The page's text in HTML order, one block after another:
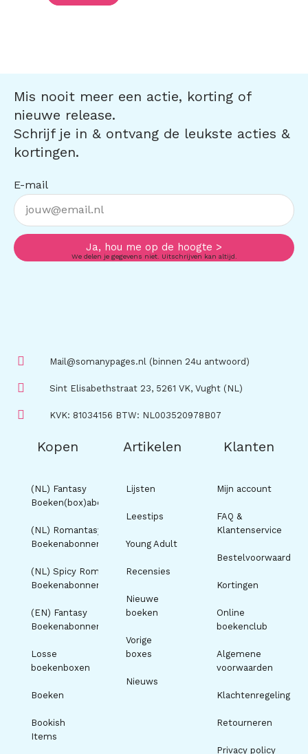
Mis nooit meer een actie, korting of
nieuwe release.
Schrijf je in & ontvang de leukste acties &
kortingen.
E-mail
Ja, hou me op de hoogte >
We delen je gegevens niet. Uitschrijven kan altijd.
Mail@somanypages.nl (binnen 24u antwoord)
Sint Elisabethstraat 23, 5261 VK, Vught (NL)
KVK: 81034156 BTW: NL003520978B07
Kopen
(NL) Fantasy
Boeken(box)abonnement
(NL) Romantasy
Boekenabonnement
(NL) Spicy Romance
Boekenabonnement
(EN) Fantasy
Boekenabonnement
Losse
boekenboxen
Boeken
Bookish
Items
Artikelen
Lijsten
Leestips
Young Adult
Recensies
Nieuwe
boeken
Vorige
boxes
Nieuws
Klanten
Mijn account
FAQ &
Klantenservice
Bestelvoorwaarden
Kortingen
Online
boekenclub
Algemene
voorwaarden
Klachtenregeling
Retourneren
Privacy policy